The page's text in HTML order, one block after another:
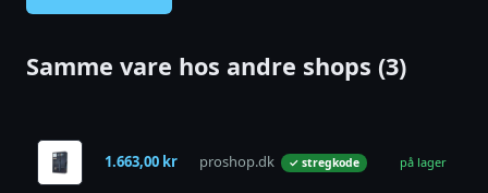
Samme vare hos andre shops (3)
1.663,00 kr proshop.dk ✓ stregkode på lager